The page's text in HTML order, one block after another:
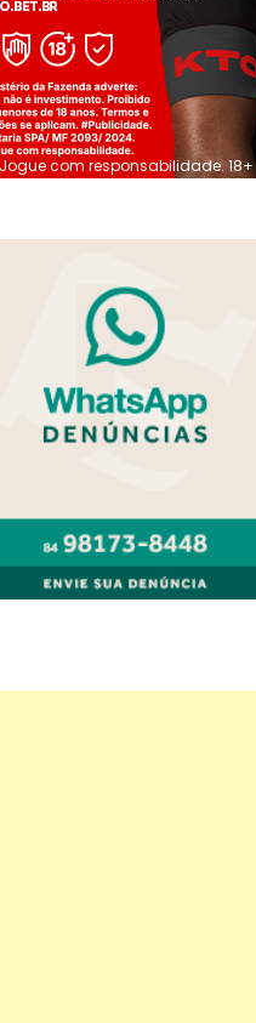
Jogue com responsabilidade. 18+